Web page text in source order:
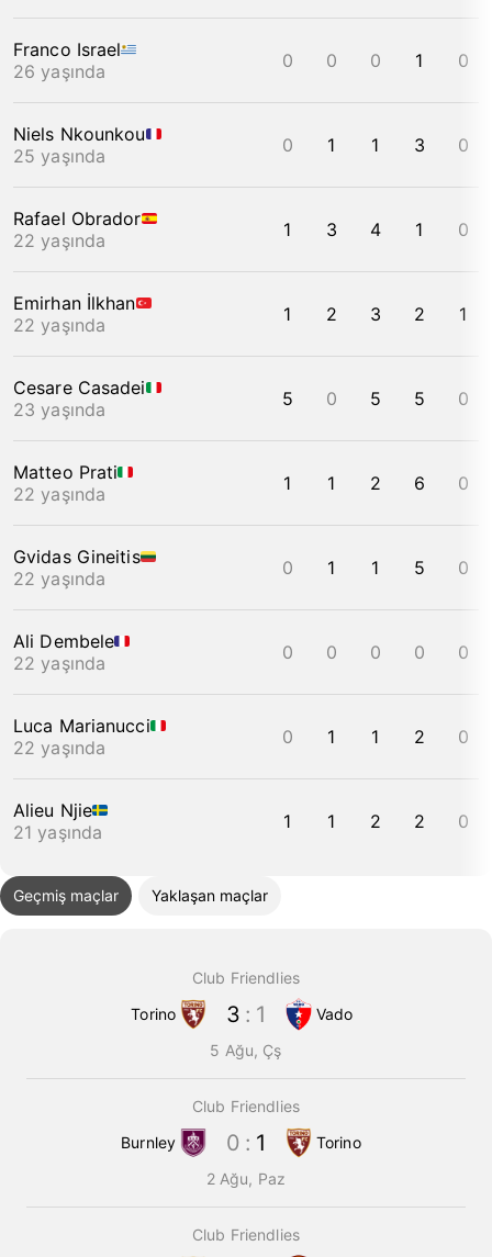
Franco Israel
26 yaşında
0 0 0 1 0
Niels Nkounkou
25 yaşında
0 1 1 3 0
Rafael Obrador
22 yaşında
1 3 4 1 0
Emirhan İlkhan
22 yaşında
1 2 3 2 1
Cesare Casadei
23 yaşında
5 0 5 5 0
Matteo Prati
22 yaşında
1 1 2 6 0
Gvidas Gineitis
22 yaşında
0 1 1 5 0
Ali Dembele
22 yaşında
0 0 0 0 0
Luca Marianucci
22 yaşında
0 1 1 2 0
Alieu Njie
21 yaşında
1 1 2 2 0
Geçmiş maçlar Yaklaşan maçlar
Club Friendlies
Torino
3 : 1
Vado
5 Ağu, Çş
Club Friendlies
Burnley
0 : 1
Torino
2 Ağu, Paz
Club Friendlies